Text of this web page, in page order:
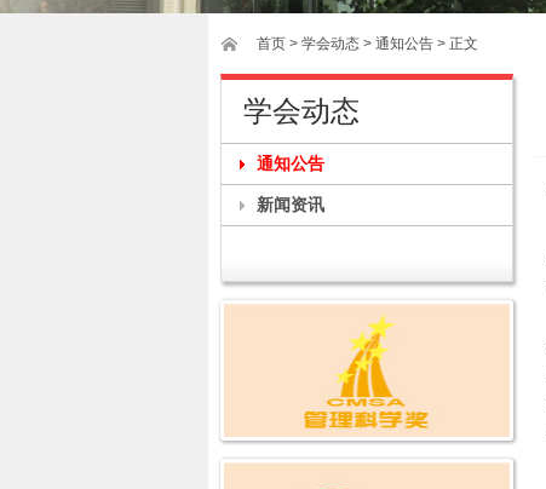
首页 > 学会动态 > 通知公告 > 正文
学会动态
通知公告
新闻资讯